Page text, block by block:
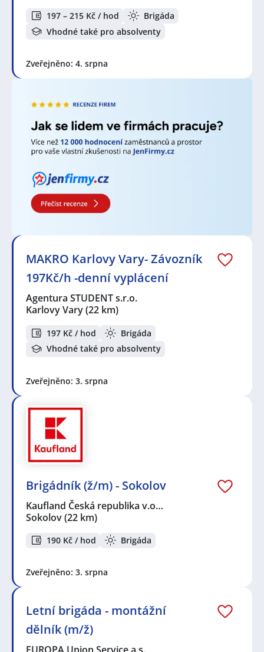
197 – 215 Kč / hod
Brigáda
Vhodné také pro absolventy
Zveřejněno: 4. srpna
MAKRO Karlovy Vary- Závozník
197Kč/h -denní vyplácení
Agentura STUDENT s.r.o.
Karlovy Vary(22 km)
197 Kč / hod
Brigáda
Vhodné také pro absolventy
Zveřejněno: 3. srpna
Brigádník (ž/m) - Sokolov
Kaufland Česká republika v.o…
Sokolov(22 km)
190 Kč / hod Brigáda
Zveřejněno: 3. srpna
Letní brigáda - montážní
dělník (m/ž)